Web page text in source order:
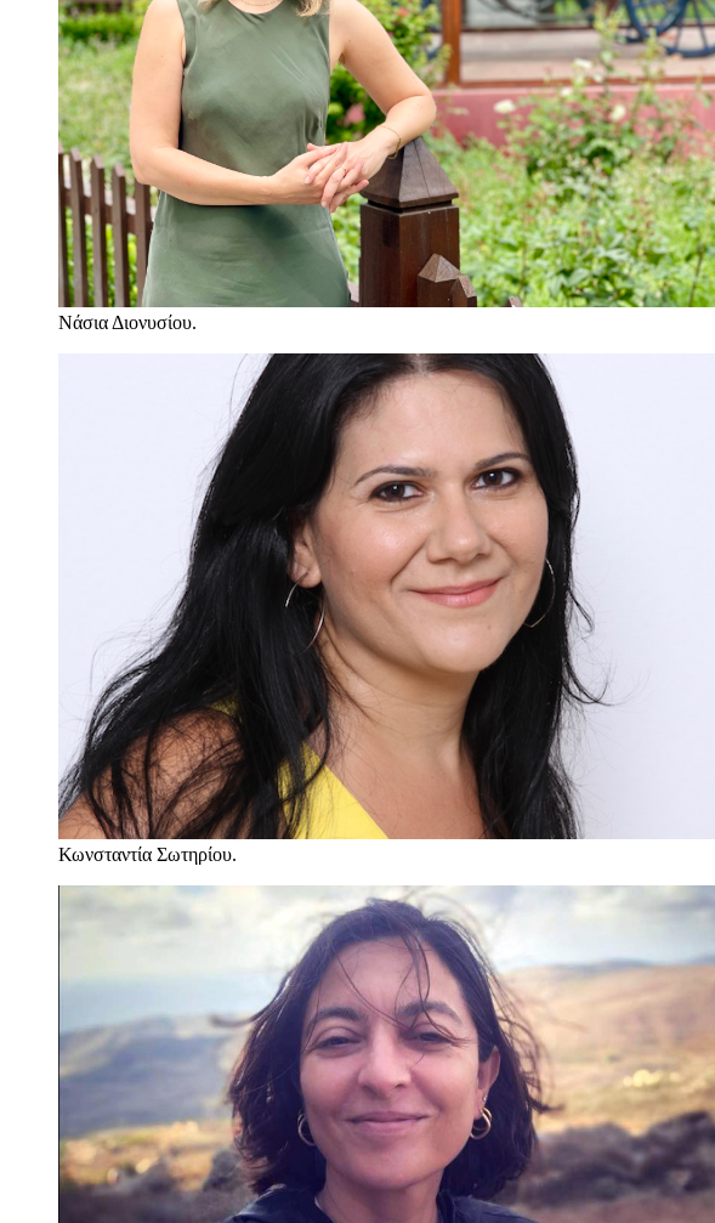
Νάσια Διονυσίου.
Κωνσταντία Σωτηρίου.